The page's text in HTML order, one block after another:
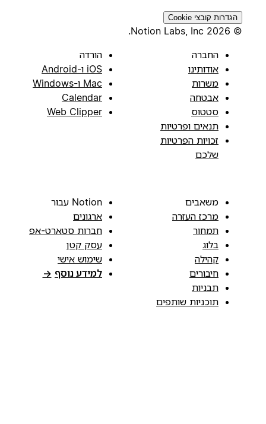
הגדרות קובצי Cookie
החברה
אודותינו
משרות
אבטחה
סטטוס
תנאים ופרטיות
זכויות הפרטיות
שלכם
הורדה
iOS ו-Android
Mac ו-Windows
Calendar
Web Clipper
משאבים
מרכז העזרה
תמחור
בלוג
קהילה
חיבורים
תבניות
תוכניות שותפים
Notion עבור
ארגונים
חברות סטארט-אפ
עסק קטן
שימוש אישי
למידע נוסף →